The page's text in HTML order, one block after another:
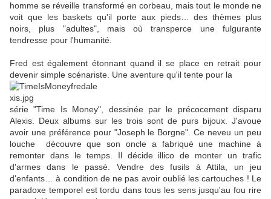
homme se réveille transformé en corbeau, mais tout le monde ne
voit que les baskets qu'il porte aux pieds… des thèmes plus
noirs, plus "adultes", mais où transperce une fulgurante
tendresse pour l'humanité.
Fred est également étonnant quand il se place en retrait pour
devenir simple scénariste. Une aventure qu'il tente pour la
série "Time Is Money", dessinée par le précocement disparu
Alexis. Deux albums sur les trois sont de purs bijoux. J'avoue
avoir une préférence pour "Joseph le Borgne". Ce neveu un peu
louche découvre que son oncle a fabriqué une machine à
remonter dans le temps. Il décide illico de monter un trafic
d'armes dans le passé. Vendre des fusils à Attila, un jeu
d'enfants… à condition de ne pas avoir oublié les cartouches ! Le
paradoxe temporel est tordu dans tous les sens jusqu'au fou rire